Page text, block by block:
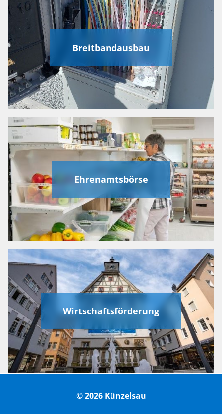
Breitbandausbau
Ehrenamtsbörse
Wirtschaftsförderung
© 2026 Künzelsau